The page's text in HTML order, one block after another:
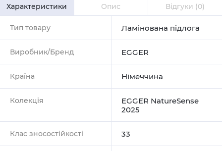
Характеристики Опис Відгуки (0)
Тип товару Ламінована підлога
Виробник/Бренд EGGER
Країна Німеччина
Колекція
EGGER NatureSense
2025
Клас зносостійкості 33